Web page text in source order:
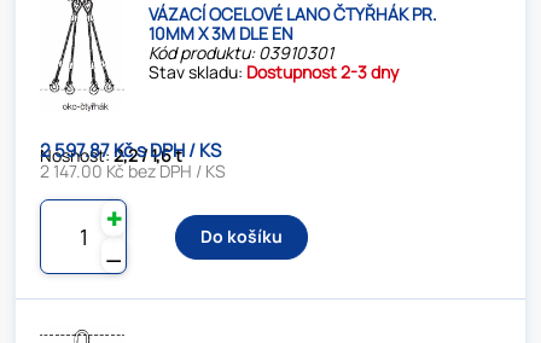
VÁZACÍ OCELOVÉ LANO ČTYŘHÁK PR.
10MM X 3M DLE EN
Kód produktu: 03910301
Stav skladu: Dostupnost 2-3 dny
Nosnost:2,2 / 1,6 t
2 597.87 Kč s DPH / KS
2 147.00 Kč bez DPH / KS
⚊
✚
Do košíku